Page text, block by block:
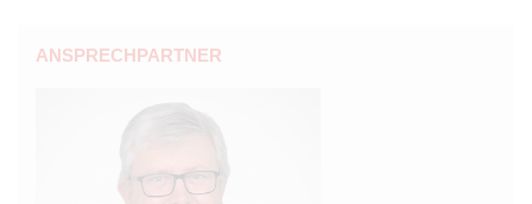
ANSPRECHPARTNER